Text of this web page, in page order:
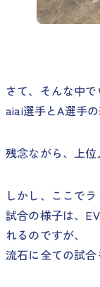
さて、そんな中で
aiai選手とA選手
残念ながら、上
しかし、ここで
試合の様子は、
れるのですが、
流石に全ての試合